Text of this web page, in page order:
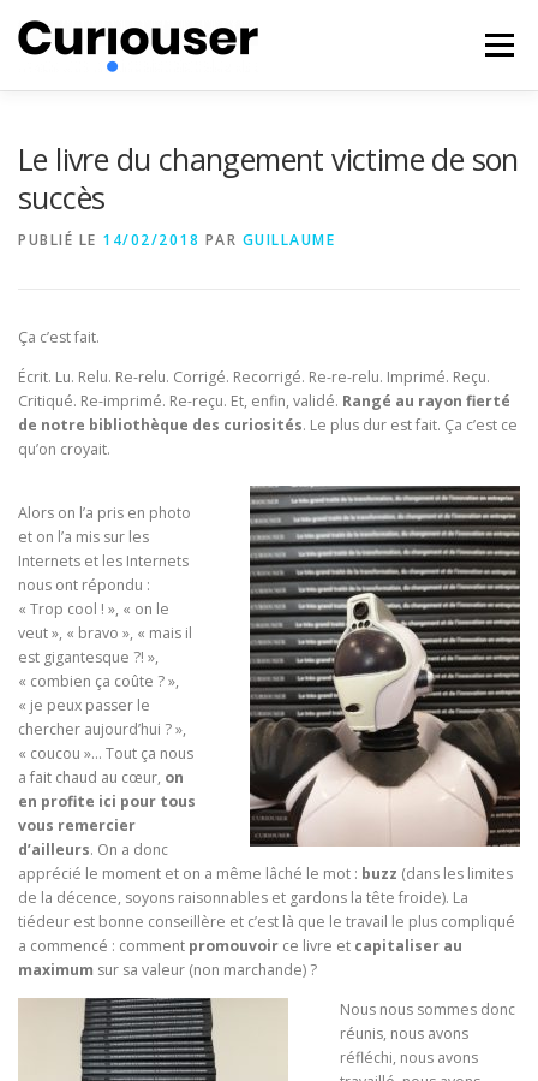
contenu
Menu
Le livre du changement victime de son
succès
PUBLIÉ LE 14/02/2018 PAR GUILLAUME
Ça c’est fait.
Écrit. Lu. Relu. Re-relu. Corrigé. Recorrigé. Re-re-relu. Imprimé. Reçu.
Critiqué. Re-imprimé. Re-reçu. Et, enfin, validé. Rangé au rayon fierté
de notre bibliothèque des curiosités. Le plus dur est fait. Ça c’est ce
qu’on croyait.
Alors on l’a pris en photo
et on l’a mis sur les
Internets et les Internets
nous ont répondu :
« Trop cool ! », « on le
veut », « bravo », « mais il
est gigantesque ?! »,
« combien ça coûte ? »,
« je peux passer le
chercher aujourd’hui ? »,
« coucou »… Tout ça nous
a fait chaud au cœur, on
en profite ici pour tous
vous remercier
d’ailleurs. On a donc
apprécié le moment et on a même lâché le mot : buzz (dans les limites
de la décence, soyons raisonnables et gardons la tête froide). La
tiédeur est bonne conseillère et c’est là que le travail le plus compliqué
a commencé : comment promouvoir ce livre et capitaliser au
maximum sur sa valeur (non marchande) ?
Nous nous sommes donc
réunis, nous avons
réfléchi, nous avons